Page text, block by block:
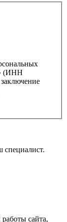
(ИНН
специалист.
сайта,